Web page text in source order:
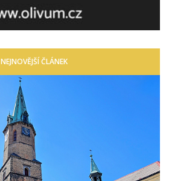
NEJNOVĚJŠÍ ČLÁNEK